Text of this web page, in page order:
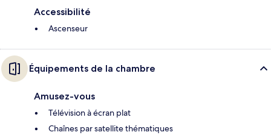
Accessibilité
Ascenseur
Équipements de la chambre
Amusez-vous
Télévision à écran plat
Chaînes par satellite thématiques